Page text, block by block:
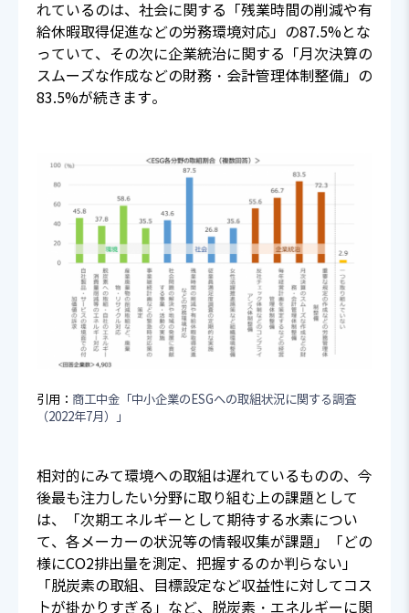
れているのは、社会に関する「残業時間の削減や有
給休暇取得促進などの労務環境対応」の87.5%とな
っていて、その次に企業統治に関する「月次決算の
スムーズな作成などの財務・会計管理体制整備」の
83.5%が続きます。
引用： 商工中金「中小企業のESGへの取組状況に関する調査
（2022年7月）」
相対的にみて環境への取組は遅れているものの、今
後最も注力したい分野に取り組む上の課題として
は、「次期エネルギーとして期待する水素につい
て、各メーカーの状況等の情報収集が課題」「どの
様にCO2排出量を測定、把握するのか判らない」
「脱炭素の取組、目標設定など収益性に対してコス
トが掛かりすぎる」など、脱炭素・エネルギーに関